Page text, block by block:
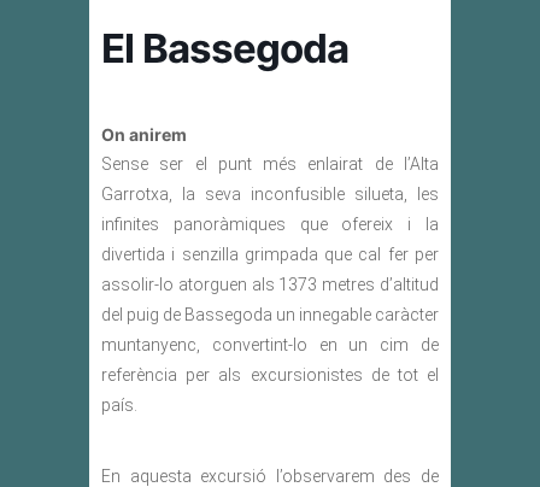
El Bassegoda
On anirem
Sense ser el punt més enlairat de l’Alta
Garrotxa, la seva inconfusible silueta, les
infinites panoràmiques que ofereix i la
divertida i senzilla grimpada que cal fer per
assolir-lo atorguen als 1373 metres d’altitud
del puig de Bassegoda un innegable caràcter
muntanyenc, convertint-lo en un cim de
referència per als excursionistes de tot el
país.
En aquesta excursió l’observarem des de